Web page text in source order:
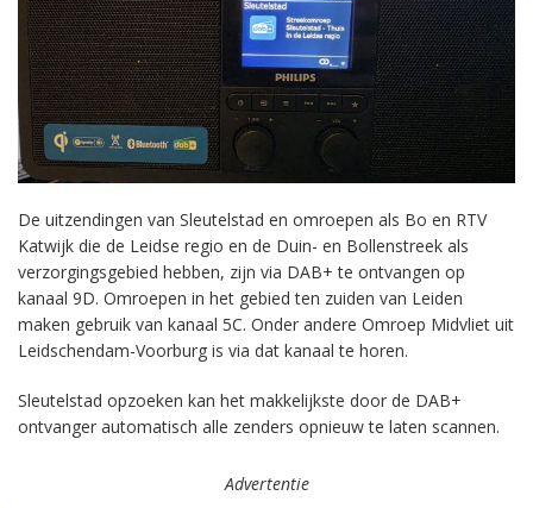
De uitzendingen van Sleutelstad en omroepen als Bo en RTV
Katwijk die de Leidse regio en de Duin- en Bollenstreek als
verzorgingsgebied hebben, zijn via DAB+ te ontvangen op
kanaal 9D. Omroepen in het gebied ten zuiden van Leiden
maken gebruik van kanaal 5C. Onder andere Omroep Midvliet uit
Leidschendam-Voorburg is via dat kanaal te horen.
Sleutelstad opzoeken kan het makkelijkste door de DAB+
ontvanger automatisch alle zenders opnieuw te laten scannen.
Advertentie